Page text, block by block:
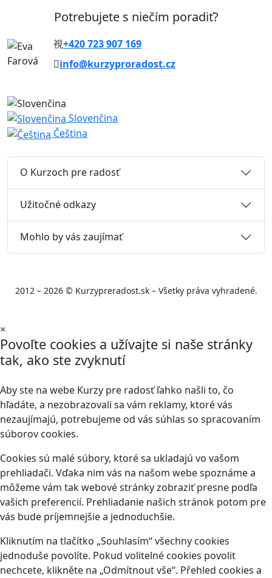
Potrebujete s niečím poradiť?
+420 723 907 169
info@kurzyproradost.cz
Slovenčina
Čeština
O Kurzoch pre radosť
Užitočné odkazy
Mohlo by vás zaujímať
2012 – 2026 © Kurzypreradost.sk – Všetky práva vyhradené.
×
Povoľte cookies a užívajte si naše stránky
tak, ako ste zvyknutí
Aby ste na webe Kurzy pre radosť ľahko našli to, čo
hľadáte, a nezobrazovali sa vám reklamy, ktoré vás
nezaujímajú, potrebujeme od vás súhlas so spracovaním
súborov cookies.
Cookies sú malé súbory, ktoré sa ukladajú vo vašom
prehliadači. Vďaka nim vás na našom webe spoznáme a
môžeme vám tak webové stránky zobraziť presne podľa
vašich preferencií. Prehliadanie našich stránok potom pre
vás bude príjemnejšie a jednoduchšie.
Kliknutím na tlačítko „Souhlasím“ všechny cookies
jednoduše povolíte. Pokud volitelné cookies povolit
nechcete, klikněte na „Odmítnout vše“. Přehled cookies a